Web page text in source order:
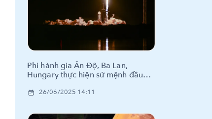
Phi hành gia Ấn Độ, Ba Lan,
Hungary thực hiện sứ mệnh đầu
26/06/2025 14:11